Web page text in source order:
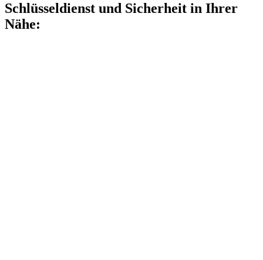
Schlüsseldienst und Sicherheit in Ihrer
Nähe: